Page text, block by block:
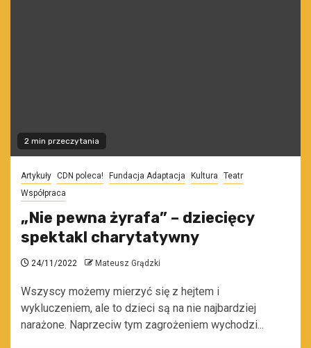
2 min przeczytania
Artykuły CDN poleca! Fundacja Adaptacja Kultura
Teatr
Współpraca
„Nie pewna żyrafa” – dziecięcy
spektakl charytatywny
24/11/2022 Mateusz Grądzki
Wszyscy możemy mierzyć się z hejtem i
wykluczeniem, ale to dzieci są na nie najbardziej
narażone. Naprzeciw tym zagrożeniem wychodzi...